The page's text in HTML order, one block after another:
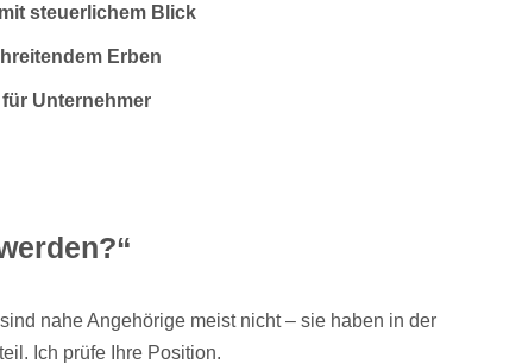
steuerlichem Blick
Erben
Unternehmer
nahe Angehörige meist nicht – sie haben in der
Ich prüfe Ihre Position.